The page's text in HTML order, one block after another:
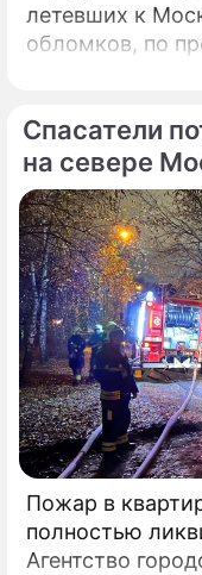
летевших к
обломков, по
разрушений и
Спасатели
на севере
Пожар в
полностью
Агентство